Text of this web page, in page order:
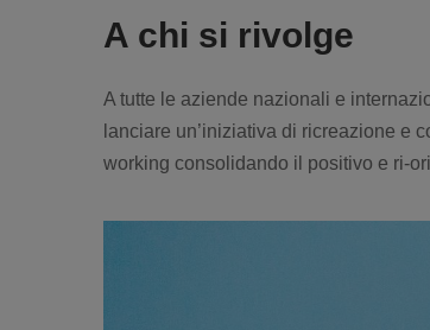
A chi si rivolge
A tutte le aziende nazionali e
lanciare un’iniziativa di ricreazione e
working consolidando il positivo e ri-